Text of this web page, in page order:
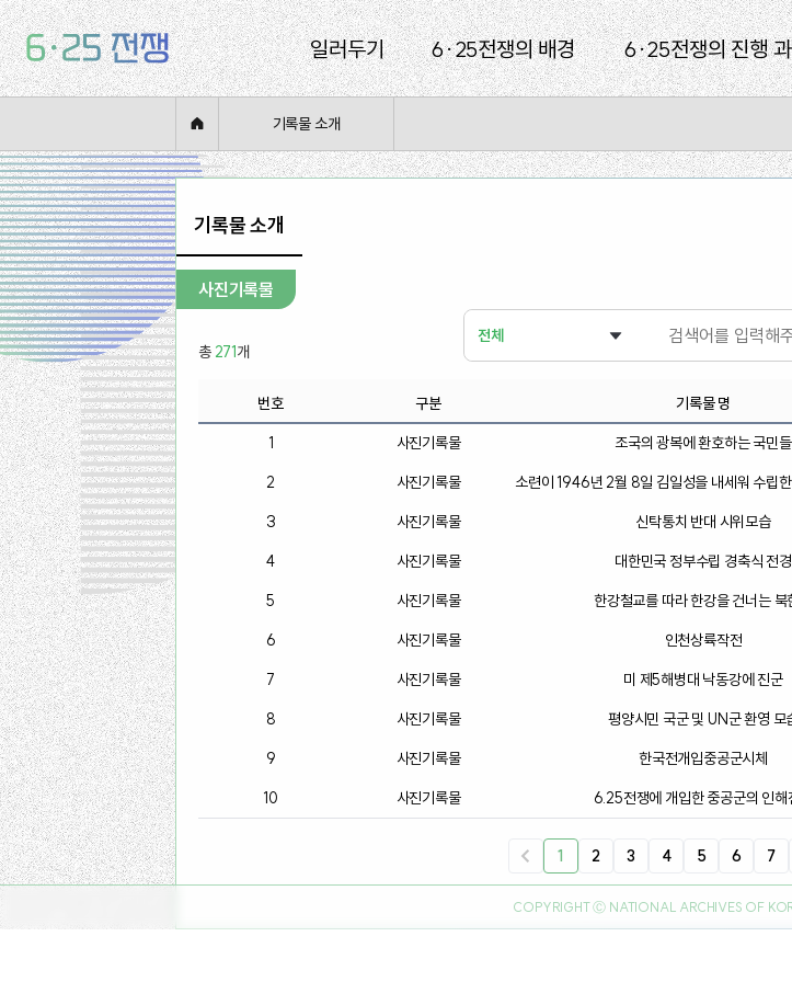
일러두기 6·25전쟁의 배경 6·25전쟁의 진행
기록물 소개
기록물 소개
사진기록물
총 271개
전체
번호 구분 기록물 명
1
사진기록물 조국의 광복에 환호하는 국민들
2
사진기록물
소련이 1946년 2월 8일 김일성을 내세워 수립한
3
사진기록물 신탁통치 반대 시위모습
4
사진기록물 대한민국 정부수립 경축식 전경
5
사진기록물 한강철교를 따라 한강을 건너는 북
6
사진기록물 인천상륙작전
7
사진기록물 미 제5해병대 낙동강에 진군
8
사진기록물 평양시민 국군 및 UN군 환영 모
9
사진기록물 한국전개입중공군시체
10
사진기록물 6.25전쟁에 개입한 중공군의 인해
1 2 3 4 5 6 7
COPYRIGHT Ⓒ NATIONAL ARCHIVES OF